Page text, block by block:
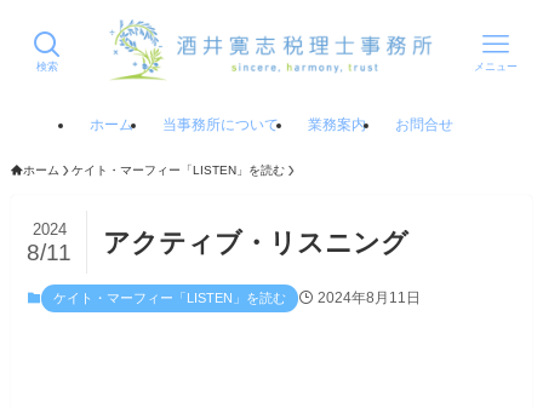
検索 メニュー
ホーム 当事務所について 業務案内 お問合せ
ホーム ケイト・マーフィー「LISTEN」を読む
アクティブ・リスニング
2024
8/11
ケイト・マーフィー「LISTEN」を読む 2024年8月11日